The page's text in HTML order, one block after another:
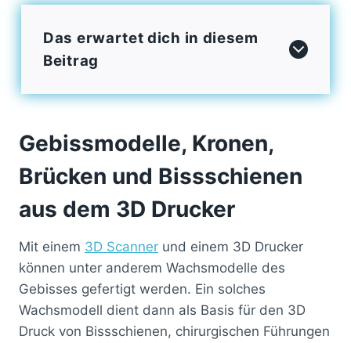
Das erwartet dich in diesem
Beitrag
Gebissmodelle, Kronen,
Brücken und Bissschienen
aus dem 3D Drucker
Mit einem 3D Scanner und einem 3D Drucker
können unter anderem Wachsmodelle des
Gebisses gefertigt werden. Ein solches
Wachsmodell dient dann als Basis für den 3D
Druck von Bissschienen, chirurgischen Führungen